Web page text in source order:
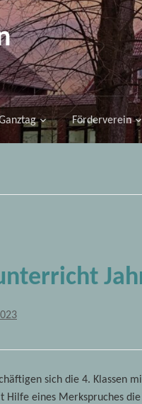
Förderverein
sich die 4. Klassen
Hilfe eines Merkspruches